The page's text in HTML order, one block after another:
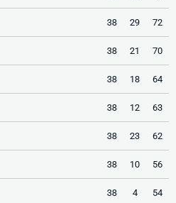
38 29 72
38 21 70
38 18 64
38 12 63
38 23 62
38 10 56
38 4 54